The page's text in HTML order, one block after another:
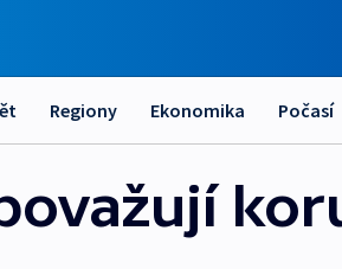
Regiony Ekonomika Počasí